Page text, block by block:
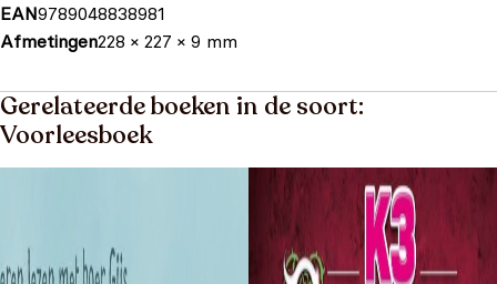
EAN9789048838981
Afmetingen228 × 227 × 9 mm
Gerelateerde boeken in de soort:
Voorleesboek